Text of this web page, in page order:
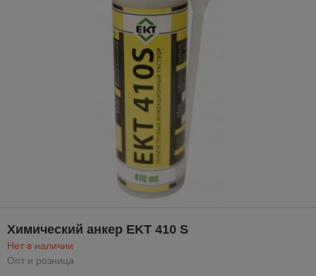
Химический анкер EKT 410 S
Нет в наличии
Опт и розница